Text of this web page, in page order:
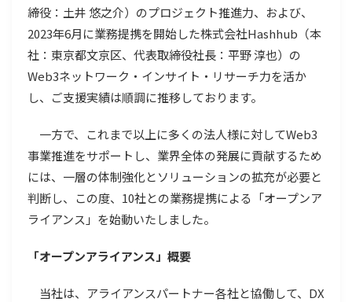
締役：土井 悠之介）のプロジェクト推進力、および、
2023年6月に業務提携を開始した株式会社Hashhub（本
社：東京都文京区、代表取締役社長：平野 淳也）の
Web3ネットワーク・インサイト・リサーチ力を活か
し、ご支援実績は順調に推移しております。
一方で、これまで以上に多くの法人様に対してWeb3
事業推進をサポートし、業界全体の発展に貢献するため
には、一層の体制強化とソリューションの拡充が必要と
判断し、この度、10社との業務提携による「オープンア
ライアンス」を始動いたしました。
「オープンアライアンス」概要
当社は、アライアンスパートナー各社と協働して、DX